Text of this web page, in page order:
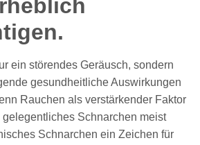
ein störendes Geräusch, sondern
gesundheitliche Auswirkungen
Rauchen als verstärkender Faktor
gelegentliches Schnarchen meist
Schnarchen ein Zeichen für